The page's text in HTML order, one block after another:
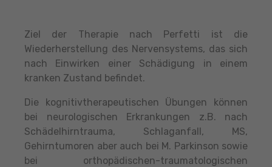
Ziel der Therapie nach Perfetti ist die
Wiederherstellung des Nervensystems, das sich
nach Einwirken einer Schädigung in einem
kranken Zustand befindet.
Die kognitivtherapeutischen Übungen können
bei neurologischen Erkrankungen z.B. nach
Schädelhirntrauma, Schlaganfall, MS,
Gehirntumoren aber auch bei M. Parkinson sowie
bei orthopädischen-traumatologischen